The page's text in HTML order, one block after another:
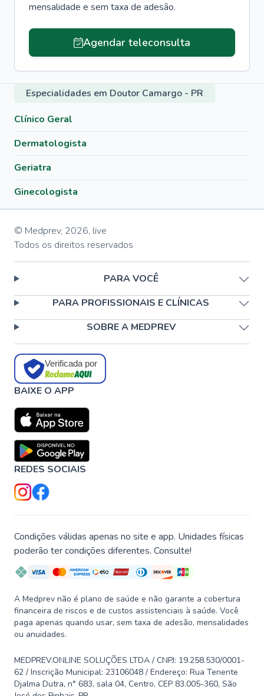
mensalidade e sem taxa de adesão.
Agendar teleconsulta
Especialidades em Doutor Camargo - PR
Clínico Geral
Dermatologista
Geriatra
Ginecologista
© Medprev, 2026, live
Todos os direitos reservados
PARA VOCÊ
PARA PROFISSIONAIS E CLÍNICAS
SOBRE A MEDPREV
Verificada por
BAIXE O APP
REDES SOCIAIS
Condições válidas apenas no site e app. Unidades físicas
poderão ter condições diferentes. Consulte!
A Medprev não é plano de saúde e não garante a cobertura
financeira de riscos e de custos assistenciais à saúde. Você
paga apenas quando usar, sem taxa de adesão, mensalidades
ou anuidades.
MEDPREV.ONLINE SOLUÇÕES LTDA / CNPJ: 19.258.530/0001-
62 / Inscrição Municipal: 23106048 / Endereço: Rua Tenente
Djalma Dutra, n° 683, sala 04, Centro, CEP 83.005-360, São